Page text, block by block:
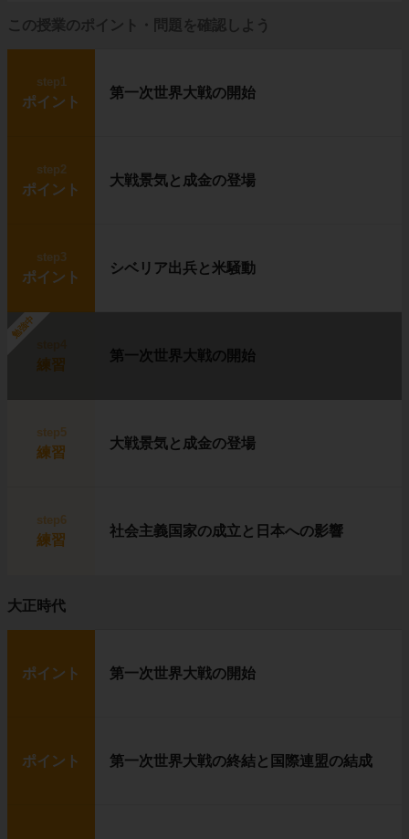
この授業のポイント・問題を確認しよう
step1
ポイント
第一次世界大戦の開始
step2
ポイント
大戦景気と成金の登場
step3
ポイント
シベリア出兵と米騒動
勉強中
練習
第一次世界大戦の開始
step5
練習
大戦景気と成金の登場
step6
練習
社会主義国家の成立と日本への影響
大正時代
ポイント 第一次世界大戦の開始
ポイント 第一次世界大戦の終結と国際連盟の結成